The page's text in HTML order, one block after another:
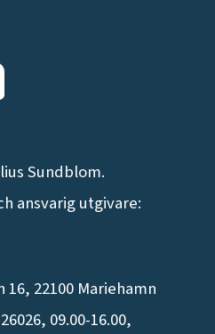
Sundblom.
ansvarig utgivare:
22100 Mariehamn
09.00-16.00,